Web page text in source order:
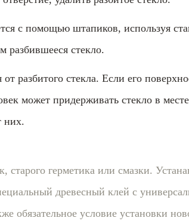
с помощью штапиков, используя
разбившееся стекло.
разбитого стекла. Если его
может придерживать стекло в
них.
герметика или смазки.
древесный клей с
обязательное условие установки